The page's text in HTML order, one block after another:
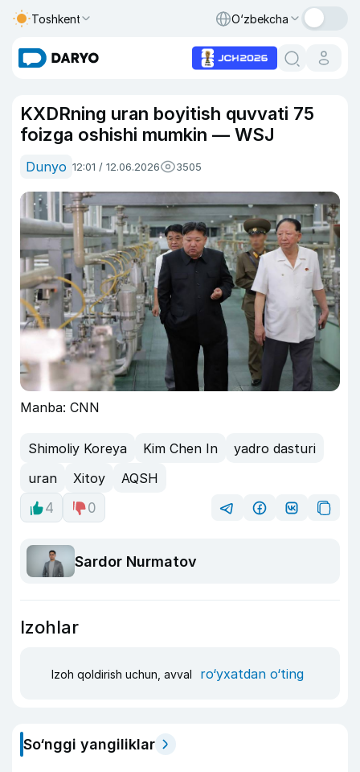
Toshkent O‘zbekcha
KXDRning uran boyitish quvvati 75
foizga oshishi mumkin — WSJ
Dunyo 12:01 / 12.06.2026 3505
Manba: CNN
Shimoliy Koreya Kim Chen In
yadro dasturi
uran
Xitoy
AQSH
4
0
Sardor Nurmatov
Izohlar
Izoh qoldirish uchun, avval ro‘yxatdan o‘ting
So‘nggi yangiliklar